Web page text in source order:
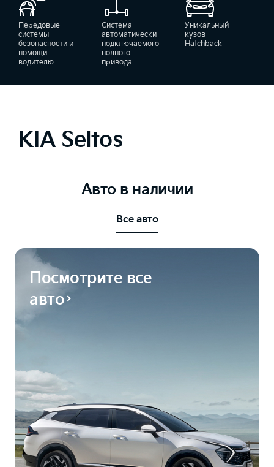
Передовые
системы
безопасности и
помощи
водителю
Система
автоматически
подключаемого
полного
привода
Уникальный
кузов
Hatchback
KIA Seltos
Авто в наличии
Все авто
Посмотрите все
авто